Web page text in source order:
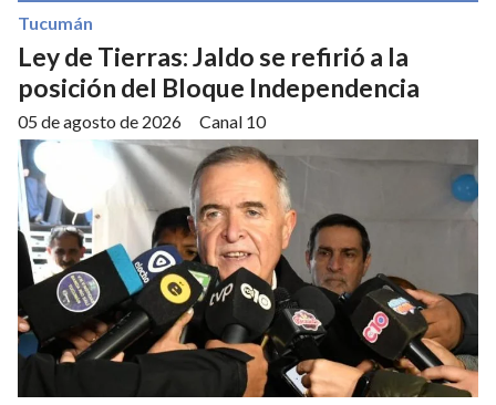
Ley de Tierras: Jaldo se refirió a la
posición del Bloque Independencia
Canal 10
Tucumán
05 de agosto de 2026